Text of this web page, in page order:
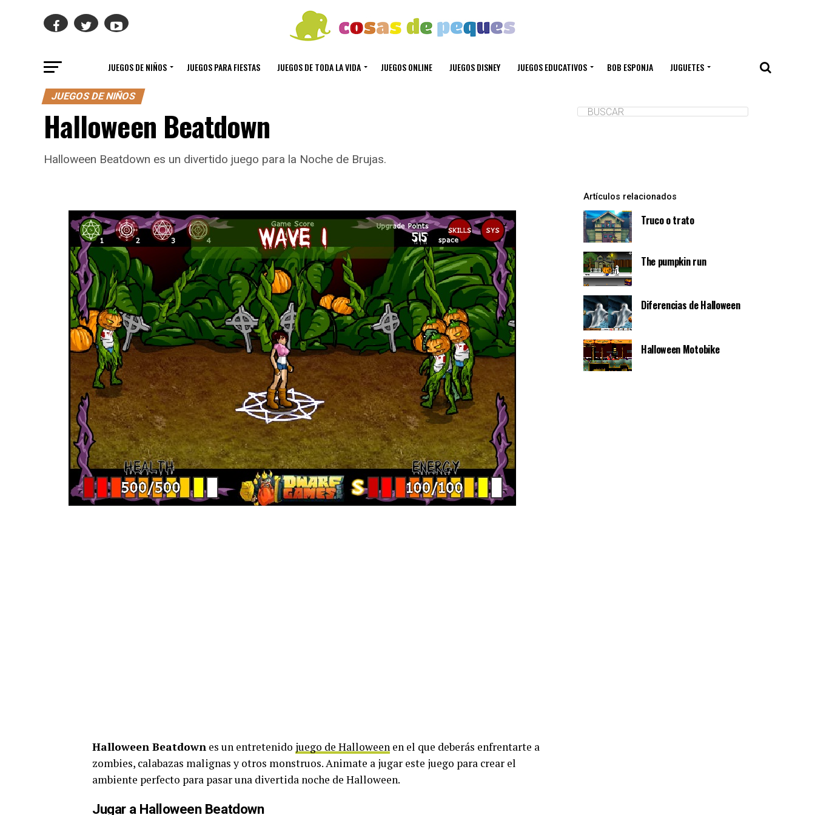
JUEGOS DE NIÑOS JUEGOS PARA FIESTAS JUEGOS DE TODA LA VIDA JUEGOS ONLINE JUEGOS DISNEY JUEGOS EDUCATIVOS BOB ESPONJA JUGUETES
JUEGOS DE NIÑOS
Halloween Beatdown
Halloween Beatdown es un divertido juego para la Noche de Brujas.
Halloween Beatdown es un entretenido juego de Halloween en el que deberás enfrentarte a
zombies, calabazas malignas y otros monstruos. Animate a jugar este juego para crear el
ambiente perfecto para pasar una divertida noche de Halloween.
Jugar a Halloween Beatdown
Artículos relacionados
Truco o trato
The pumpkin run
Diferencias de Halloween
Halloween Motobike